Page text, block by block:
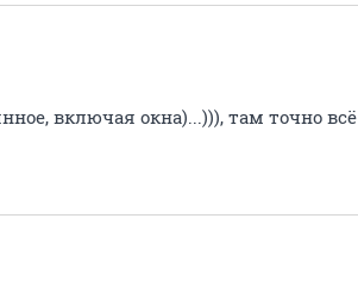
включая окна)...))), там точно всё